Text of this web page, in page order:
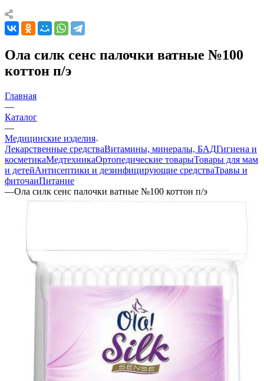
Ола силк сенс палочки ватные №100
коттон п/э
Главная
—
Каталог
—
Медицинские изделия
Лекарственные средстваВитамины, минералы, БАДГигиена и
косметикаМедтехникаОртопедические товарыТовары для мам
и детейАнтисептики и дезинфицирующие средстваТравы и
фиточаиПитание
—Ола силк сенс палочки ватные №100 коттон п/э